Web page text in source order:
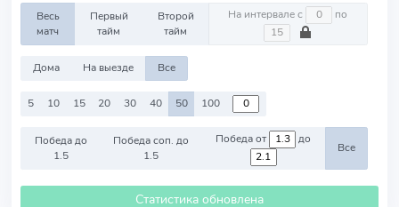
Весь
матч
Первый
тайм
Второй
тайм
На интервале с по
Дома На выезде Все
5 10 15 20 30 40 50 100
Победа до
1.5
Победа соп. до
1.5
Победа от до
Все
Статистика обновлена